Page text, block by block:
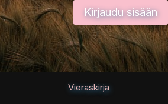
Kirjaudu sisään
Vieraskirja